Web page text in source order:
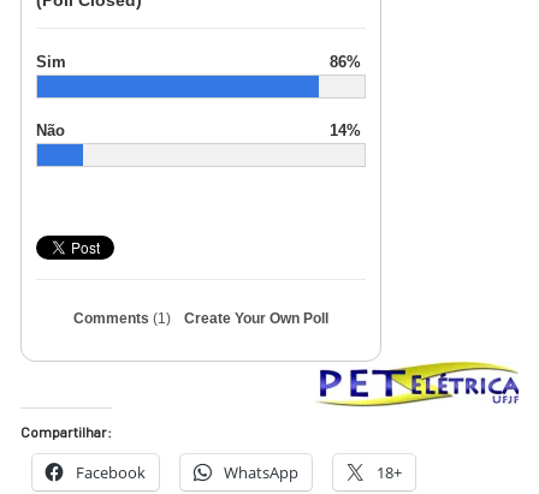
Sim 86%
Não 14%
Comments(1) Create Your Own Poll
Compartilhar:
Facebook WhatsApp 18+